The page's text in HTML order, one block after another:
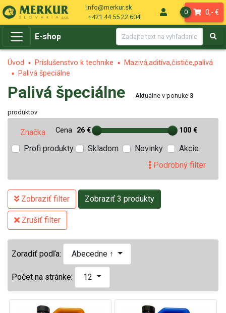
info@merkur.sk
+421 44 55 22 604
0 0,- €
E-shop
Úvod Príslušenstvo k technike
Mazivá,aditíva,čističe,palivá
Palivá špeciálne
Palivá špeciálne Aktuálne v ponuke 3
produktov
Značka Cena 26 € 100 €
Profi produkty Skladom Novinky
Akcie
Podrobný filter
Zobraziť filter Zobraziť 3 produkty
Zrušiť filter
Zoradiť podľa: Abecedne ↑
Počet na stránke: 12